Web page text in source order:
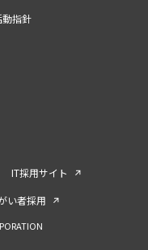
指針
IT採用サイト
い者採用